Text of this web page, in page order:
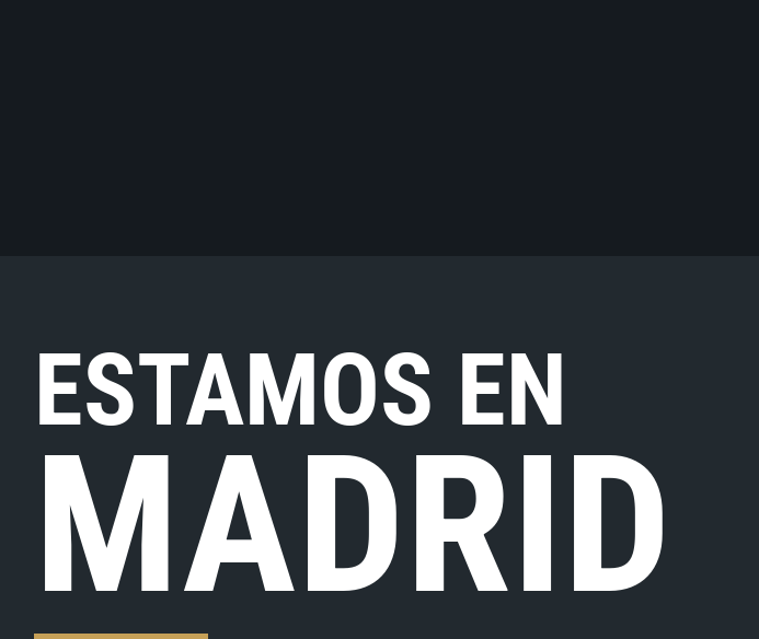
ESTAMOS EN
MADRID